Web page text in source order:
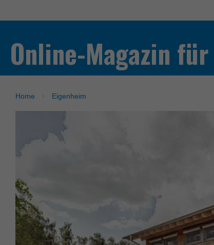
Online-Magazin
Home Eigenheim